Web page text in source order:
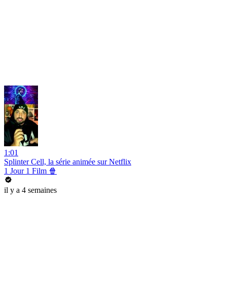
1:01
Splinter Cell, la série animée sur Netflix
1 Jour 1 Film 🍿
il y a 4 semaines